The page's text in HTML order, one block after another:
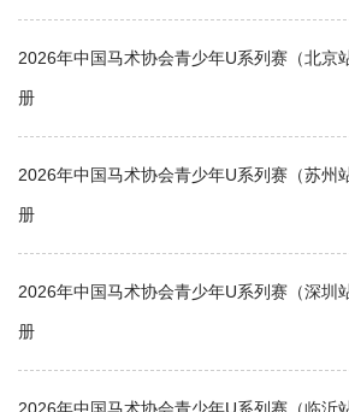
2026年中国马术协会青少年U系列赛（北京
册
2026年中国马术协会青少年U系列赛（苏州
册
2026年中国马术协会青少年U系列赛（深圳
册